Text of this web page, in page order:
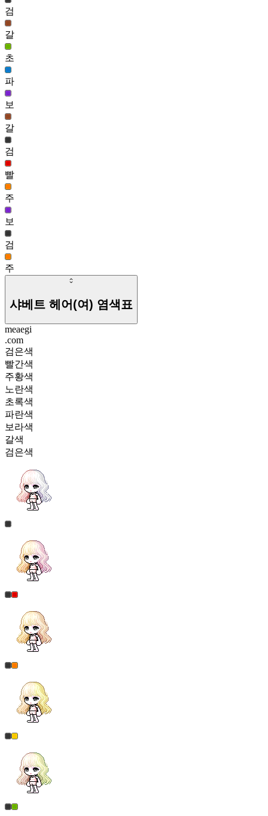
방울꽃 헤어(여)
153
375
버터 헤어(남)
150
375
보스 윌 헤어
150
375
달리 헤어(여)
150
검
갈
초
파
보
갈
검
빨
주
보
검
주
샤베트 헤어(여) 염색표
meaegi
.com
검은색
빨간색
주황색
노란색
초록색
파란색
보라색
갈색
검은색